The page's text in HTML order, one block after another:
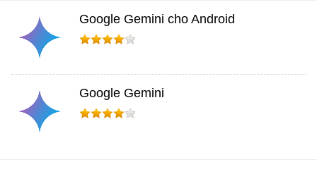
Google Gemini cho Android
Google Gemini